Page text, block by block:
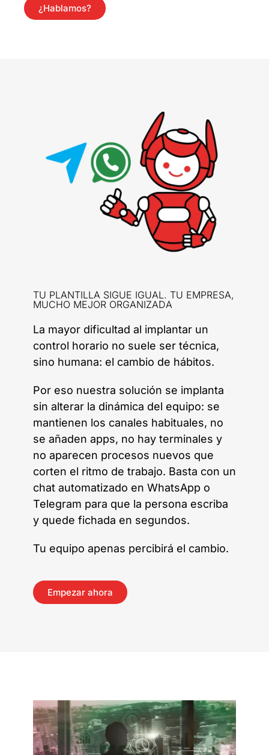
¿Hablamos?
TU PLANTILLA SIGUE IGUAL. TU EMPRESA,
MUCHO MEJOR ORGANIZADA
La mayor dificultad al implantar un
control horario no suele ser técnica,
sino humana: el cambio de hábitos.
Por eso nuestra solución se implanta
sin alterar la dinámica del equipo: se
mantienen los canales habituales, no
se añaden apps, no hay terminales y
no aparecen procesos nuevos que
corten el ritmo de trabajo. Basta con un
chat automatizado en WhatsApp o
Telegram para que la persona escriba
y quede fichada en segundos.
Tu equipo apenas percibirá el cambio.
Empezar ahora